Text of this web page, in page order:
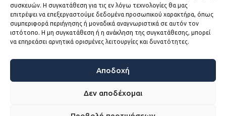
συσκευών. Η συγκατάθεση για τις εν λόγω τεχνολογίες θα μας
επιτρέψει να επεξεργαστούμε δεδομένα προσωπικού χαρακτήρα, όπως
συμπεριφορά περιήγησης ή μοναδικά αναγνωριστικά σε αυτόν τον
ιστότοπο. Η μη συγκατάθεση ή η ανάκληση της συγκατάθεσης, μπορεί
να επηρεάσει αρνητικά ορισμένες λειτουργίες και δυνατότητες.
Αποδοχή
Δεν αποδέχομαι
ΧΡΗΣΙΜΟΙ ΣΥΝΔΕΣΜΟΙ
Η ΚΕΔΕ
Sitemap
Προσβασιμότητα
Όροι χρήσης